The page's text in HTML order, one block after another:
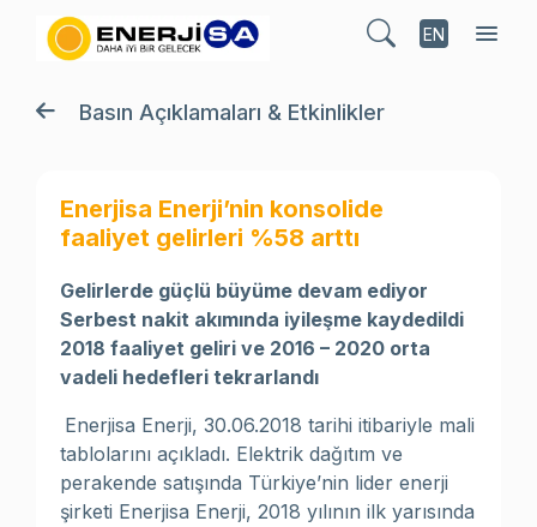
EN
Basın Açıklamaları & Etkinlikler
Enerjisa Enerji’nin konsolide
faaliyet gelirleri %58 arttı
Gelirlerde güçlü büyüme devam ediyor
Serbest nakit akımında iyileşme kaydedildi
2018 faaliyet geliri ve 2016 – 2020 orta
vadeli hedefleri tekrarlandı
Enerjisa Enerji, 30.06.2018 tarihi itibariyle mali
tablolarını açıkladı. Elektrik dağıtım ve
perakende satışında Türkiye’nin lider enerji
şirketi Enerjisa Enerji, 2018 yılının ilk yarısında